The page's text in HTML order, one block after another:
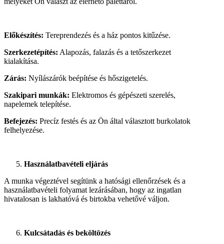
Előkészítés: Tereprendezés és a ház pontos kitűzése.
Szerkezetépítés: Alapozás, falazás és a tetőszerkezet
kialakítása.
Zárás: Nyílászárók beépítése és hőszigetelés.
Szakipari munkák: Elektromos és gépészeti szerelés,
napelemek telepítése.
Befejezés: Precíz festés és az Ön által választott burkolatok
felhelyezése.
Használatbavételi eljárás
A munka végeztével segítünk a hatósági ellenőrzések és a
használatbavételi folyamat lezárásában, hogy az ingatlan
hivatalosan is lakhatóvá és birtokba vehetővé váljon.
Kulcsátadás és beköltözés